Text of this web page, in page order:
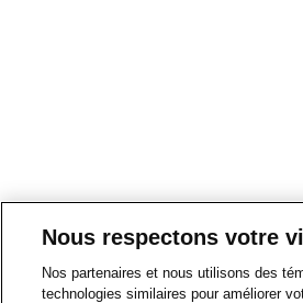
Nous respectons votre
Nos partenaires et nous utilisons des
technologies similaires pour améliorer